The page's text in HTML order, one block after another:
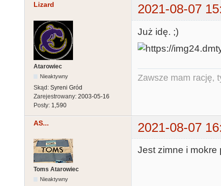
Lizard 2021-08-07
Atarowiec
Nieaktywny
Skąd: Syreni Gród
Zarejestrowany: 2003-05-16
Posty: 1,590
Już idę. ;)
Zawsze mam rację,
AS... 2021-08-07
Toms Atarowiec
Nieaktywny
Jest zimne i mokre